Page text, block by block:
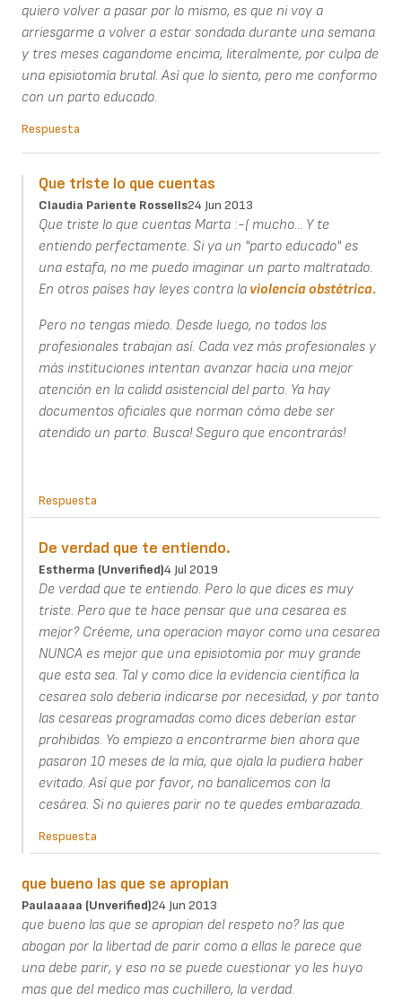
quiero volver a pasar por lo mismo, es que ni voy a
arriesgarme a volver a estar sondada durante una semana
y tres meses cagandome encima, literalmente, por culpa de
una episiotomía brutal. Así que lo siento, pero me conformo
con un parto educado.
Respuesta
Que triste lo que cuentas
Claudia Pariente Rossells24 Jun 2013
Que triste lo que cuentas Marta :-( mucho... Y te
entiendo perfectamente. Si ya un "parto educado" es
una estafa, no me puedo imaginar un parto maltratado.
En otros países hay leyes contra laviolencia obstétrica.
Pero no tengas miedo. Desde luego, no todos los
profesionales trabajan así. Cada vez más profesionales y
más instituciones intentan avanzar hacia una mejor
atención en la calidd asistencial del parto. Ya hay
documentos oficiales que norman cómo debe ser
atendido un parto. Busca! Seguro que encontrarás!
Respuesta
De verdad que te entiendo.
Estherma (unverified)4 Jul 2019
De verdad que te entiendo. Pero lo que dices es muy
triste. Pero que te hace pensar que una cesarea es
mejor? Créeme, una operacion mayor como una cesarea
NUNCA es mejor que una episiotomia por muy grande
que esta sea. Tal y como dice la evidencia científica la
cesarea solo deberia indicarse por necesidad, y por tanto
las cesareas programadas como dices deberían estar
prohibidas. Yo empiezo a encontrarme bien ahora que
pasaron 10 meses de la mía, que ojala la pudiera haber
evitado. Así que por favor, no banalicemos con la
cesárea. Si no quieres parir no te quedes embarazada.
Respuesta
que bueno las que se apropian
Paulaaaaa (unverified)24 Jun 2013
que bueno las que se apropian del respeto no? las que
abogan por la libertad de parir como a ellas le parece que
una debe parir, y eso no se puede cuestionar yo les huyo
mas que del medico mas cuchillero, la verdad.